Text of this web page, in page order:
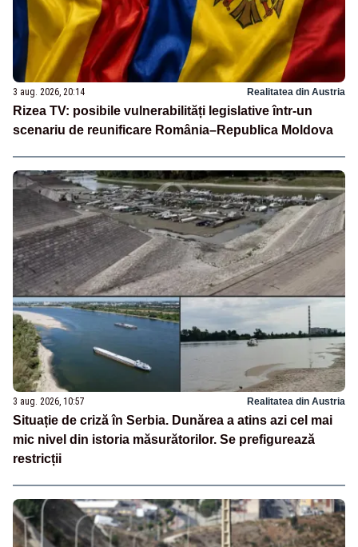
3 aug. 2026, 20:14 Realitatea din Austria
Rizea TV: posibile vulnerabilități legislative într-un
scenariu de reunificare România–Republica Moldova
3 aug. 2026, 10:57 Realitatea din Austria
Situație de criză în Serbia. Dunărea a atins azi cel mai
mic nivel din istoria măsurătorilor. Se prefigurează
restricții